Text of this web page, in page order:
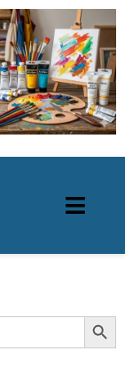
Search Button